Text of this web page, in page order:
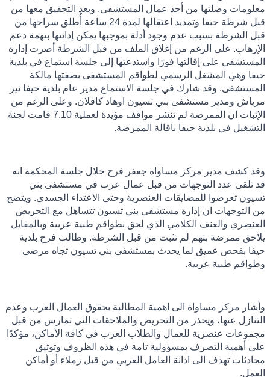
معلومات وصلتها من أحد عمال المستشفى. وبعد التحقيق معها من
قبل شرطة حيفا وتمديد اعتقالها لمدة 24 ساعة أُطلق سراحها من
قبل الشرطة بسبب عدم وجود أدلة بموجبها يمكن إدانتها بتهمة دعم
الإرهاب. على الرغم من إغلاق الملف من قبل الشرطة أصرت إدارة
المستشفى على إقالتها فورًا واستدعتها إلى جلسة استماع في بلدية
حيفا وهي المشغل الرسمي لطواقم المستشفى بصفتها مالكة
المستشفى. وقد شارك في جلسة الاستماع مدير عام بلدية حيفا نير
مرياش ومدير مستشفى بني تسيون اوهاد كافلان. وعلى الرغم من
الإثبات ان الممرضة لم تنشر مواقف مؤيدة لعملية 7.10 قامت لجنة
التشغيل في بلدية حيفا باقالة الممرضة.
وقد كشف مدير مركز مساواة جعفر فرح خلال جلسة المحكمة انه
قد تلقى عدد التوجهات من قبل عمال عرب في مستشفى بني
تسيون تعرضوا للمضايقات العنصرية وحتى الاعتداء الجسدي. ويتضح
من التوجهات ان إدارة مستشفى بني تسيون تتساهل مع التحريض
العنصري والعنف الكلامي الذي لحق بطواقم طبية عربية وبالمقابل
يلاحق ممرضة بتهم لم تثبت من قبل الشرطة. وطالب فرح بلدية
حيفا بفحص عميق لما يحدث بمستشفى بني تسيون تجاه مرضى
وطواقم طبية عربية.
وأشار مركز مساواة الى اهمية المطالبة بحقوق العمال العرب وعدم
التنازل عنها، ويحذر من التحريض والملاحقات التي تمارس من قبل
مجموعات عنصرية للعمال والطلاب العرب في كافة الأماكن، مؤكدًا
على أهمية التصرف بمسؤولية تامة في هذه الظروف وتوثيق
محادثات تهدف الى ادانة العامل العربي من قبل زملاء أو أماكن
العمل.